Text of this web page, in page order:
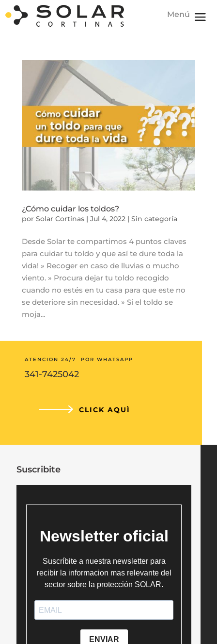
¿Cómo cuidar los toldos?
por Solar Cortinas| Jul 4, 2022| Sin categoría
Desde Solar te compartimos 4 puntos claves
para cuidar tu toldo y que así te dure toda la
vida! » Recoger en caso de lluvias o mucho
viento. » Procura dejar tu toldo recogido
cuando no estés en tu casa para que este no
se deteriore sin necesidad. » Si el toldo se
moja...
ATENCION 24/7 POR WHATSAPP
341-7425042
CLICK AQUÌ
Suscribite